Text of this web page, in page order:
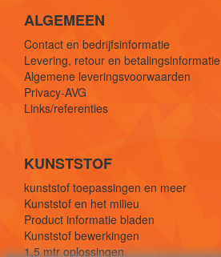
ALGEMEEN
Contact en bedrijfsinformatie
Levering, retour en betalingsinformatie
Algemene leveringsvoorwaarden
Privacy-AVG
Links/referenties
KUNSTSTOF
kunststof toepassingen en meer
Kunststof en het milieu
Product informatie bladen
Kunststof bewerkingen
1,5 mtr oplossingen